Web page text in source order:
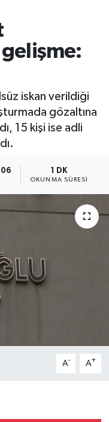
gelişme:
iskan verildiği
gözaltına
15 kişi ise adli
1 DK
OKUNMA SÜRESI
A- A+